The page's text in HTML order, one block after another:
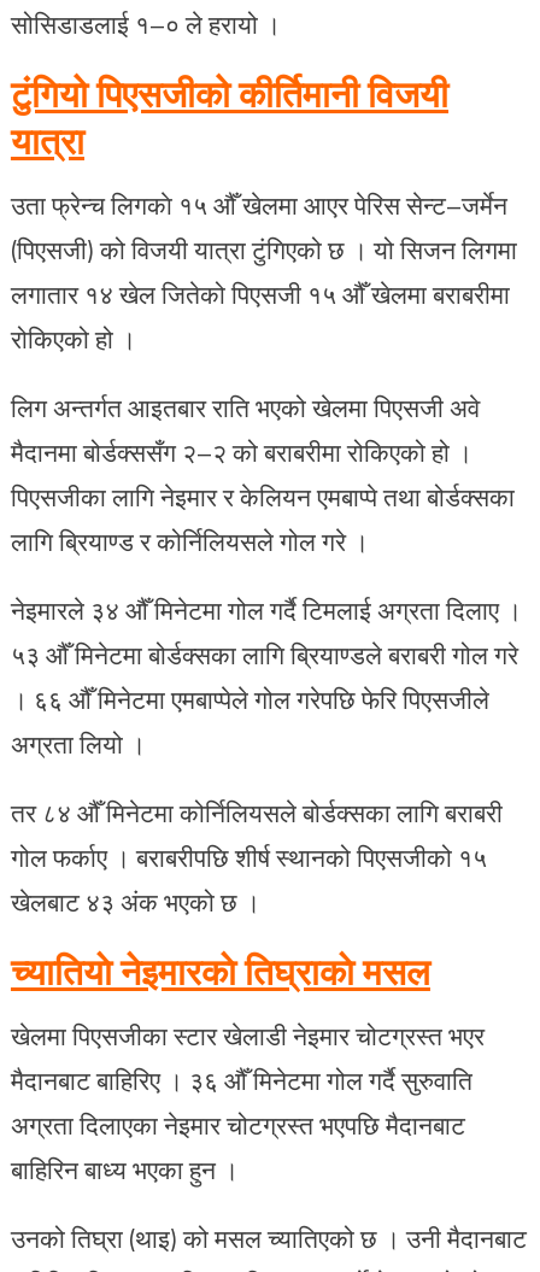
सोसिडाडलाई १–० ले हरायो ।
टुंगियो पिएसजीको कीर्तिमानी विजयी
यात्रा
उता फ्रेन्च लिगकाे १५ औँ खेलमा आएर पेरिस सेन्ट–जर्मेन
(पिएसजी) को विजयी यात्रा टुंगिएको छ । यो सिजन लिगमा
लगातार १४ खेल जितेको पिएसजी १५ औँ खेलमा बराबरीमा
रोकिएको हो ।
लिग अन्तर्गत आइतबार राति भएको खेलमा पिएसजी अवे
मैदानमा बोर्डक्ससँग २–२ को बराबरीमा रोकिएको हो ।
पिएसजीका लागि नेइमार र केलियन एमबाप्पे तथा बोर्डक्सका
लागि ब्रियाण्ड र कोर्निलियसले गोल गरे ।
नेइमारले ३४ औँ मिनेटमा गोल गर्दै टिमलाई अग्रता दिलाए ।
५३ औँ मिनेटमा बोर्डक्सका लागि ब्रियाण्डले बराबरी गोल गरे
। ६६ औँ मिनेटमा एमबाप्पेले गोल गरेपछि फेरि पिएसजीले
अग्रता लियो ।
तर ८४ औँ मिनेटमा कोर्निलियसले बोर्डक्सका लागि बराबरी
गोल फर्काए । बराबरीपछि शीर्ष स्थानको पिएसजीको १५
खेलबाट ४३ अंक भएको छ ।
च्यातियाे नेइमारकाे तिघ्राकाे मसल
खेलमा पिएसजीका स्टार खेलाडी नेइमार चोटग्रस्त भएर
मैदानबाट बाहिरिए । ३६ औँ मिनेटमा गोल गर्दै सुरुवाति
अग्रता दिलाएका नेइमार चोटग्रस्त भएपछि मैदानबाट
बाहिरिन बाध्य भएका हुन ।
उनको तिघ्रा (थाइ) को मसल च्यातिएको छ । उनी मैदानबाट